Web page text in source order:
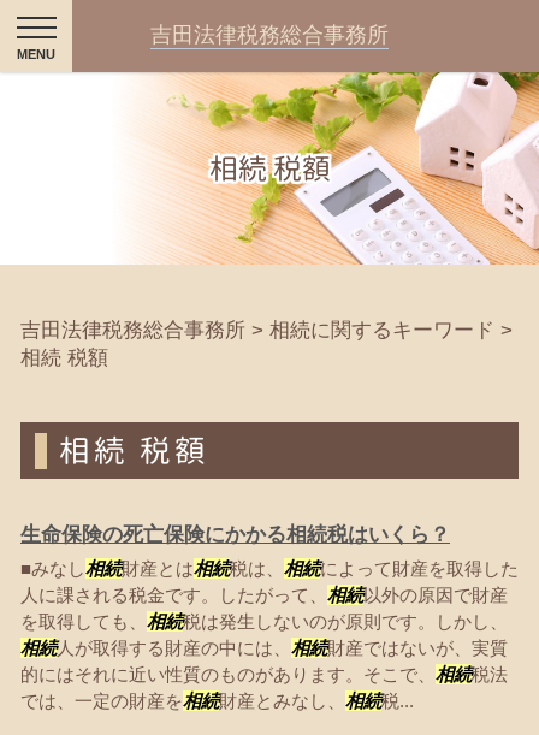
相続 税額
吉田法律税務総合事務所
吉田法律税務総合事務所 > 相続に関するキーワード >
相続 税額
相続 税額
生命保険の死亡保険にかかる相続税はいくら？
■みなし相続財産とは相続税は、 相続によって財産を取得した
人に課される税金です。したがって、 相続以外の原因で財産
を取得しても、 相続税は発生しないのが原則です。しかし、
相続人が取得する財産の中には、 相続財産ではないが、実質
的にはそれに近い性質のものがあります。そこで、 相続税法
では、一定の財産を相続財産とみなし、 相続税...